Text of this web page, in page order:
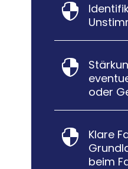


oder

Klare
beim